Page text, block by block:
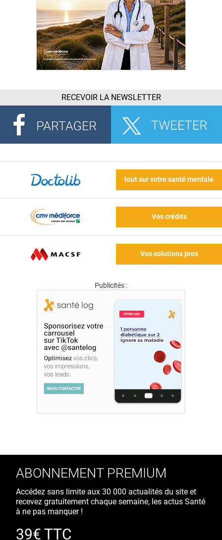
RECEVOIR LA NEWSLETTER
tout sur votre santé mentale
Vos crédits
Vos solutions pros
Publicités :
ABONNEMENT PREMIUM
Accédez sans limite aux 30 000 actualités du site et
recevez gratuitement chaque semaine, les actus Santé
à ne pas manquer !
39€ TTC